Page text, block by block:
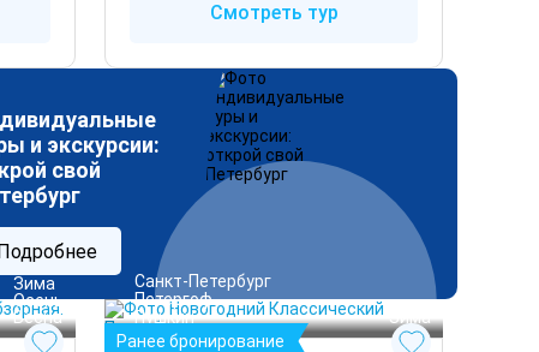
Смотреть тур
и экскурсии:
свой
Зима
Осень
Весна
Санкт-Петербург
Петергоф
Пушкин
Ранее бронирование
Зима